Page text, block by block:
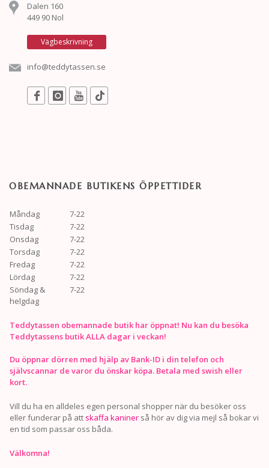
Dalen 160
449 90 Nol
Vägbeskrivning
info@teddytassen.se
OBEMANNADE BUTIKENS ÖPPETTIDER
Måndag
7-22
Tisdag
7-22
Onsdag
7-22
Torsdag
7-22
Fredag
7-22
Lördag
7-22
Söndag &
helgdag
7-22
Teddytassen obemannade butik har öppnat! Nu kan du besöka
Teddytassens butik ALLA dagar i veckan!
Du öppnar dörren med hjälp av Bank-ID i din telefon och
självscannar de varor du önskar köpa. Betala med swish eller
kort.
Vill du ha en alldeles egen personal shopper när du besöker oss
eller funderar på att skaffa kaniner så hör av dig via mejl så bokar vi
en tid som passar oss båda.
Välkomna!